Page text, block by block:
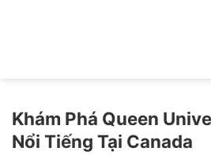
Khám Phá Queen
Nổi Tiếng Tại Canada